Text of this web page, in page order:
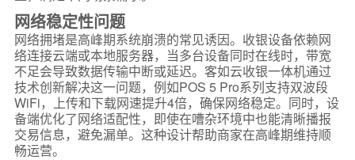
网络稳定性问题
网络拥堵是高峰期系统崩溃的常见诱因。收银设备依赖网
络连接云端或本地服务器，当多台设备同时在线时，带宽
不足会导致数据传输中断或延迟。客如云收银一体机通过
技术创新解决这一问题，例如POS 5 Pro系列支持双波段
WiFi，上传和下载网速提升4倍，确保网络稳定。同时，设
备端优化了网络适配性，即使在嘈杂环境中也能清晰播报
交易信息，避免漏单。这种设计帮助商家在高峰期维持顺
畅运营。